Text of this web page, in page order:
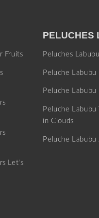
Fruits
Let's
PELUCHES
Peluches
Peluche
Peluche
Peluche
in Clouds
Peluche Labubu
MOMENT